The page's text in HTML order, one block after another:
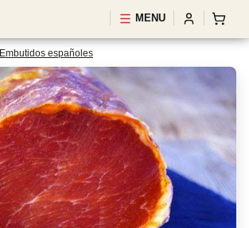
MENU
Embutidos españoles